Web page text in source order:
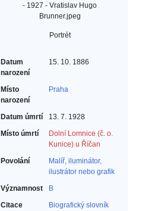
- 1927 - Vratislav Hugo
Brunner.jpeg
Portrét
Datum
narození
15. 10. 1886
Místo
narození
Praha
Datum úmrtí
13. 7. 1928
Místo úmrtí
Dolní Lomnice (č. o.
Kunice) u Říčan
Povolání
Malíř, iluminátor,
ilustrátor nebo grafik‎
Významnost
B
Citace
Biografický slovník